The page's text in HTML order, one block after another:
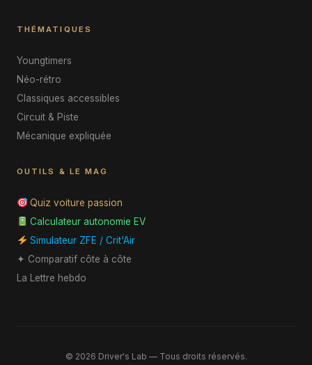
THÉMATIQUES
Youngtimers
Néo-rétro
Classiques accessibles
Circuit & Piste
Mécanique expliquée
OUTILS & LE MAG
Quiz voiture passion
Calculateur autonomie EV
Simulateur ZFE / Crit'Air
✦ Comparatif côte à côte
La Lettre hebdo
© 2026 Driver's Lab — Tous droits réservés.